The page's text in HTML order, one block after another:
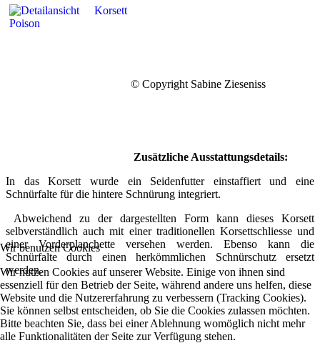
© Copyright Sabine Zieseniss
Zusätzliche Ausstattungsdetails:
In das Korsett wurde ein Seidenfutter einstaffiert und eine
Schnürfalte für die hintere Schnürung integriert.
Abweichend zu der dargestellten Form kann dieses Korsett
selbverständlich auch mit einer traditionellen Korsettschliesse und
einer Vorderplanchette versehen werden. Ebenso kann die
Schnürfalte durch einen herkömmlichen Schnürschutz ersetzt
werden.
Wir benutzen Cookies
Wir nutzen Cookies auf unserer Website. Einige von ihnen sind
essenziell für den Betrieb der Seite, während andere uns helfen, diese
Website und die Nutzererfahrung zu verbessern (Tracking Cookies).
Sie können selbst entscheiden, ob Sie die Cookies zulassen möchten.
Bitte beachten Sie, dass bei einer Ablehnung womöglich nicht mehr
alle Funktionalitäten der Seite zur Verfügung stehen.